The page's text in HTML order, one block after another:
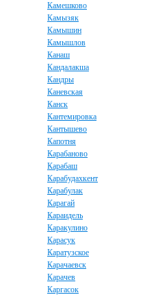
Камешково
Камызяк
Камышин
Камышлов
Канаш
Кандалакша
Кандры
Каневская
Канск
Кантемировка
Кантышево
Капотня
Карабаново
Карабаш
Карабудахкент
Карабулак
Карагай
Караидель
Каракулино
Карасук
Каратузское
Карачаевск
Карачев
Каргасок